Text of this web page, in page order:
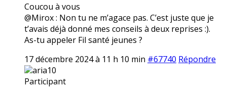
Coucou à vous
@Mirox : Non tu ne m’agace pas. C’est juste que je
t’avais déjà donné mes conseils à deux reprises :).
As-tu appeler Fil santé jeunes ?
17 décembre 2024 à 11 h 10 min #67740 Répondre
aria10
Participant